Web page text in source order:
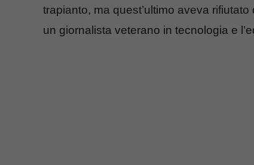
trapianto, ma quest’ultimo aveva
un giornalista veterano in tecnologia e